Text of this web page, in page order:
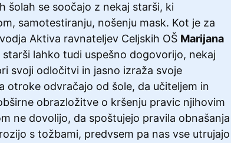
šolah se soočajo z nekaj starši, ki
samotestiranju, nošenju mask. Kot je za
Aktiva ravnateljev Celjskih OŠ Marijana
starši lahko tudi uspešno dogovorijo, nekaj
svoji odločitvi in jasno izraža svoje
otroke odvračajo od šole, da učiteljem in
obrazložitve o kršenju pravic njihovim
ne dovolijo, da spoštujejo pravila obnašanja
s tožbami, predvsem pa nas vse utrujajo